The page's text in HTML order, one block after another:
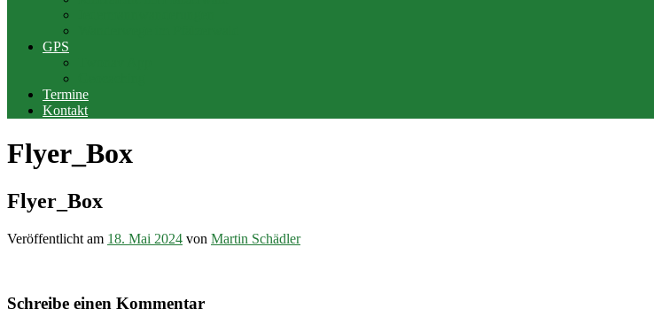
GPS
Termine
Kontakt
Flyer_Box
Flyer_Box
Veröffentlicht am 18. Mai 2024 von Martin Schädler
Schreibe einen Kommentar